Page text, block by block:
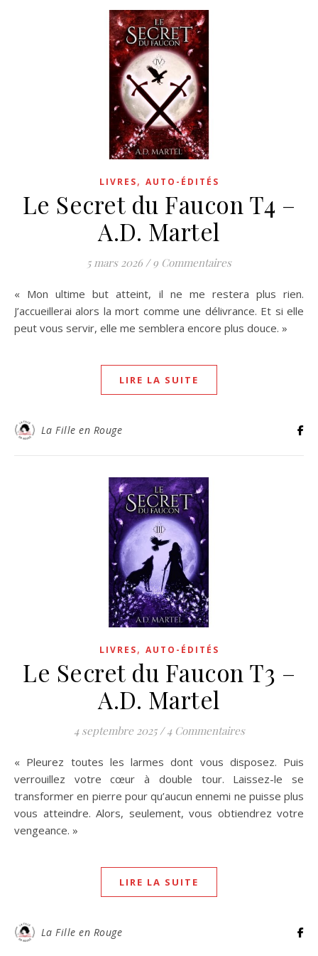
LIVRES, AUTO-ÉDITÉS
Le Secret du Faucon T4 –
A.D. Martel
5 mars 2026 / 9 Commentaires
« Mon ultime but atteint, il ne me restera plus rien.
J’accueillerai alors la mort comme une délivrance. Et si elle
peut vous servir, elle me semblera encore plus douce. »
LIRE LA SUITE
La Fille en Rouge
LIVRES, AUTO-ÉDITÉS
Le Secret du Faucon T3 –
A.D. Martel
4 septembre 2025 / 4 Commentaires
« Pleurez toutes les larmes dont vous disposez. Puis
verrouillez votre cœur à double tour. Laissez-le se
transformer en pierre pour qu’aucun ennemi ne puisse plus
vous atteindre. Alors, seulement, vous obtiendrez votre
vengeance. »
LIRE LA SUITE
La Fille en Rouge